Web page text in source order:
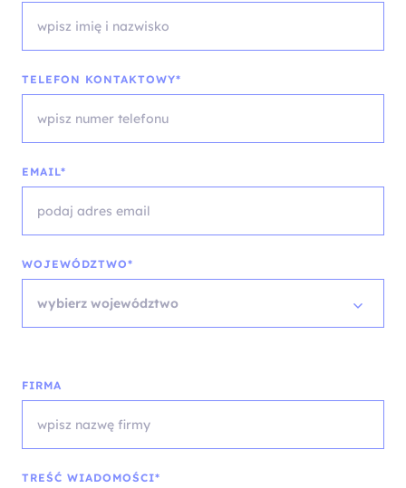
TELEFON KONTAKTOWY*
EMAIL*
WOJEWÓDZTWO*
wybierz województwo
FIRMA
TREŚĆ WIADOMOŚCI*